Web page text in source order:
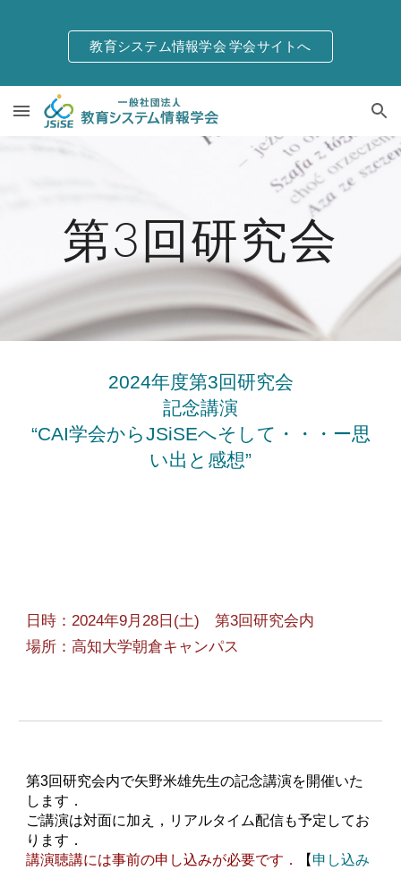
Skip to main content Skip to navigation
教育システム情報学会 学会サイトへ
第3回研究会
2024年度第3回研究会
記念講演
“CAI学会からJSiSEへそして・・・ー思
い出と感想”
日時：2024年9月28日(土) 第3回研究会内
場所：高知大学朝倉キャンパス
第3回研究会内で矢野米雄先生の記念講演を開催いた
します．
ご講演は対面に加え，リアルタイム配信も予定してお
ります．
講演聴講には事前の申し込みが必要です．
【 申し込み